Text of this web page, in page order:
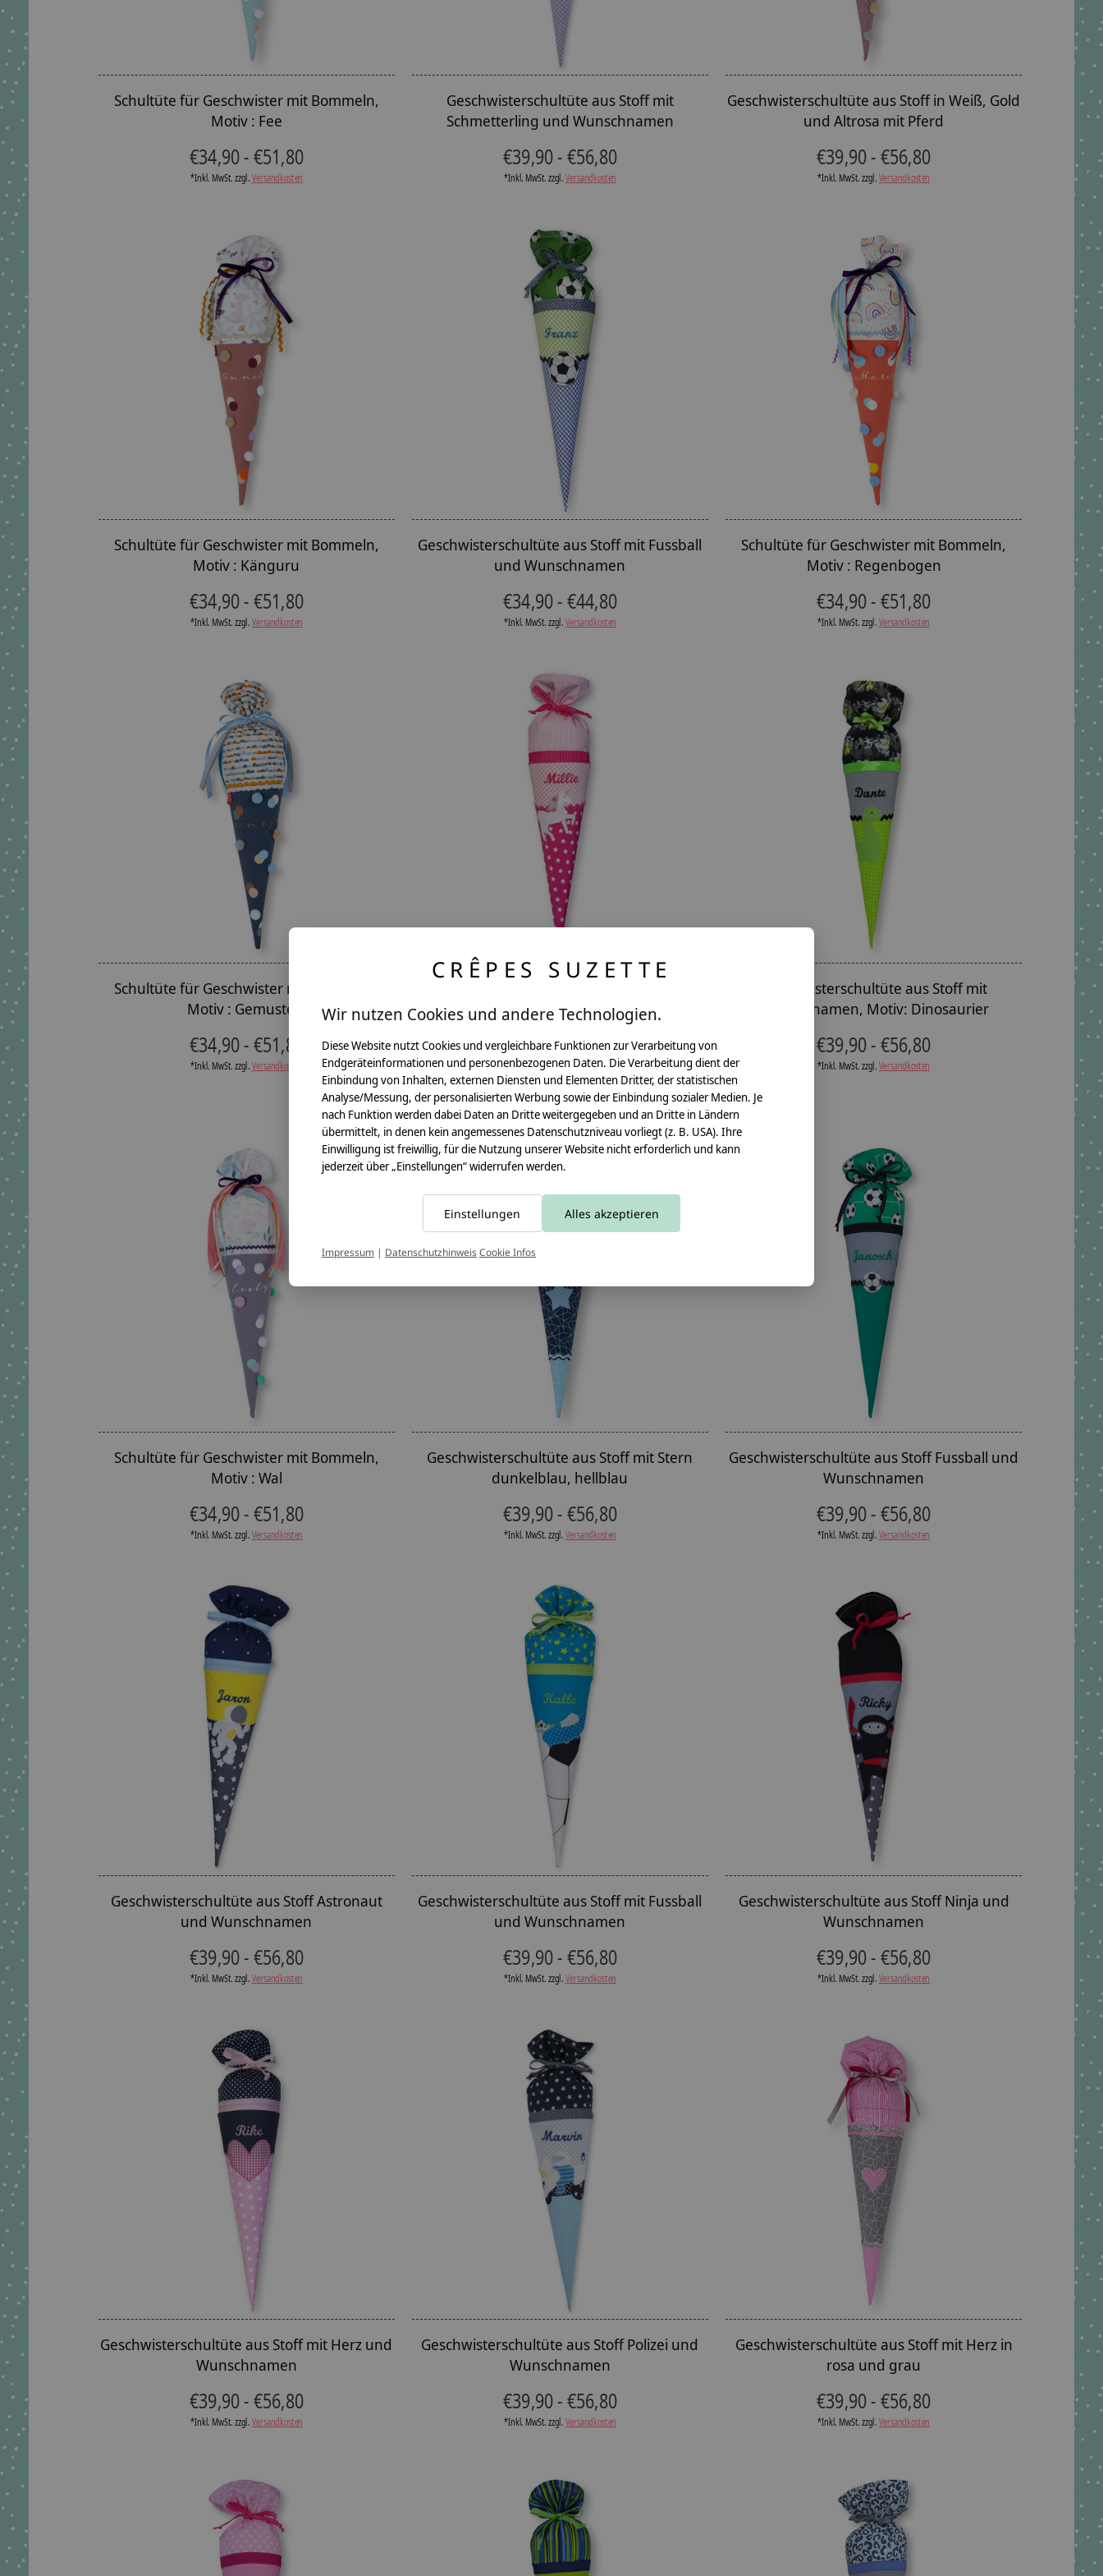
Schultüte für Geschwister mit Bommeln,
Motiv : Fee
€34,90 - €51,80
*Inkl. MwSt. zzgl.Versandkosten
Geschwisterschultüte aus Stoff mit
Schmetterling und Wunschnamen
€39,90 - €56,80
*Inkl. MwSt. zzgl.Versandkosten
Geschwisterschultüte aus Stoff in Weiß, Gold
und Altrosa mit Pferd
€39,90 - €56,80
*Inkl. MwSt. zzgl.Versandkosten
Schultüte für Geschwister mit Bommeln,
Motiv : Känguru
€34,90 - €51,80
*Inkl. MwSt. zzgl.Versandkosten
Geschwisterschultüte aus Stoff mit Fussball
und Wunschnamen
€34,90 - €44,80
*Inkl. MwSt. zzgl.Versandkosten
Schultüte für Geschwister mit Bommeln,
Motiv : Regenbogen
€34,90 - €51,80
*Inkl. MwSt. zzgl.Versandkosten
Schultüte für Geschwister mit Bommeln,
Motiv : Gemustert
€34,90 - €51,80
*Inkl. MwSt. zzgl.Versandkosten
und Wunschnamen
€39,90 - €56,80
*Inkl. MwSt. zzgl. Versandkosten
Geschwisterschultüte aus Stoff mit
Wunschnamen, Motiv: Dinosaurier
€39,90 - €56,80
*Inkl. MwSt. zzgl.Versandkosten
Schultüte für Geschwister mit Bommeln,
Motiv : Wal
€34,90 - €51,80
*Inkl. MwSt. zzgl.Versandkosten
Geschwisterschultüte aus Stoff mit Stern
dunkelblau, hellblau
€39,90 - €56,80
*Inkl. MwSt. zzgl.Versandkosten
Geschwisterschultüte aus Stoff Fussball und
Wunschnamen
€39,90 - €56,80
*Inkl. MwSt. zzgl.Versandkosten
Geschwisterschultüte aus Stoff Astronaut
und Wunschnamen
€39,90 - €56,80
*Inkl. MwSt. zzgl.Versandkosten
Geschwisterschultüte aus Stoff mit Fussball
und Wunschnamen
€39,90 - €56,80
*Inkl. MwSt. zzgl.Versandkosten
Geschwisterschultüte aus Stoff Ninja und
Wunschnamen
€39,90 - €56,80
*Inkl. MwSt. zzgl.Versandkosten
Geschwisterschultüte aus Stoff mit Herz und
Wunschnamen
€39,90 - €56,80
*Inkl. MwSt. zzgl.Versandkosten
Geschwisterschultüte aus Stoff Polizei und
Wunschnamen
€39,90 - €56,80
*Inkl. MwSt. zzgl.Versandkosten
Geschwisterschultüte aus Stoff mit Herz in
rosa und grau
€39,90 - €56,80
*Inkl. MwSt. zzgl.Versandkosten
CRÊPES SUZETTE
Wir nutzen Cookies und andere Technologien.
Diese Website nutzt Cookies und vergleichbare Funktionen zur Verarbeitung von
Endgeräteinformationen und personenbezogenen Daten. Die Verarbeitung dient der
Einbindung von Inhalten, externen Diensten und Elementen Dritter, der statistischen
Analyse/Messung, der personalisierten Werbung sowie der Einbindung sozialer Medien. Je
nach Funktion werden dabei Daten an Dritte weitergegeben und an Dritte in Ländern
übermittelt, in denen kein angemessenes Datenschutzniveau vorliegt (z. B. USA). Ihre
Einwilligung ist freiwillig, für die Nutzung unserer Website nicht erforderlich und kann
jederzeit über „Einstellungen“ widerrufen werden.
Einstellungen Alles akzeptieren
Impressum | DatenschutzhinweisCookie Infos